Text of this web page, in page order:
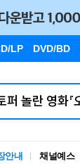
LP DVD/BD
안내 채널예스